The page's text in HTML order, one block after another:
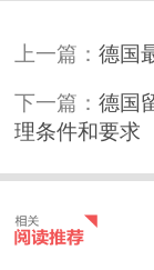
上一篇：德国
下一篇：德国
理条件和要求